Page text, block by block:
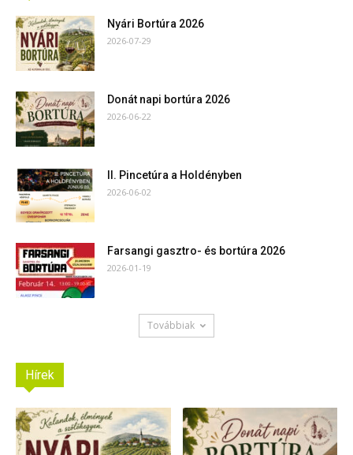
Nyári Bortúra 2026
2026-07-29
Donát napi bortúra 2026
2026-06-22
II. Pincetúra a Holdényben
2026-06-02
Farsangi gasztro- és bortúra 2026
2026-01-19
Továbbiak
Hírek